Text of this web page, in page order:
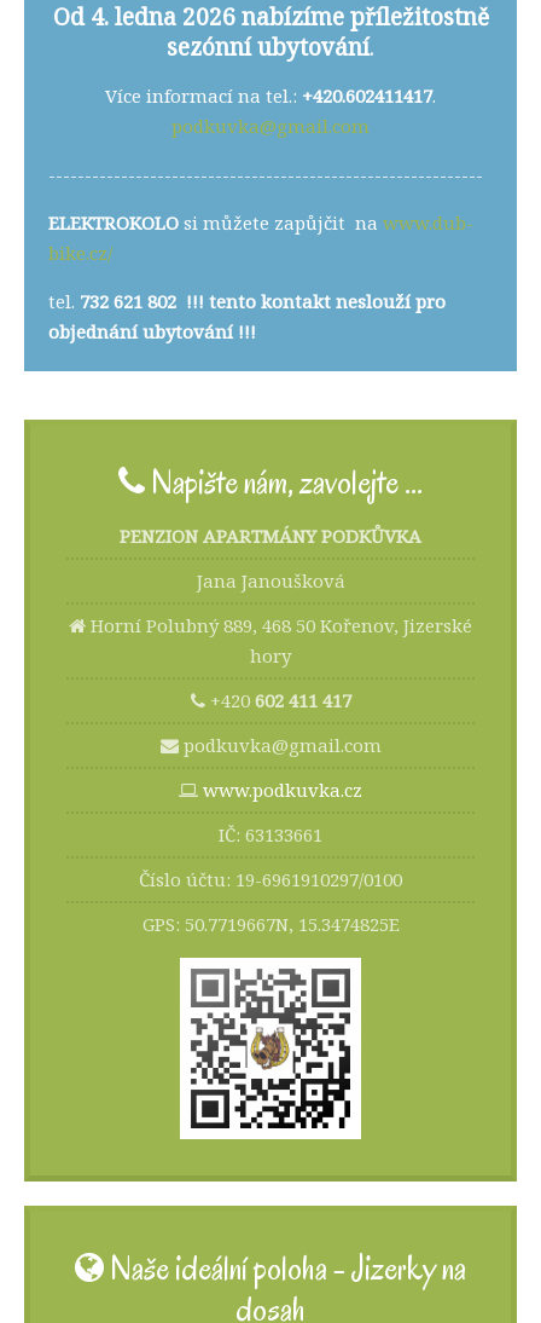
Od 4. ledna 2026 nabízíme příležitostně
sezónní ubytování.
Více informací na tel.: +420.602411417.
podkuvka@gmail.com
------------------------------------------------------------
ELEKTROKOLO si můžete zapůjčit na www.dub-
bike.cz/
tel. 732 621 802 !!! tento kontakt neslouží pro
objednání ubytování !!!
Napište nám, zavolejte ...
PENZION APARTMÁNY PODKŮVKA
Jana Janoušková
Horní Polubný 889, 468 50 Kořenov, Jizerské
hory
+420 602 411 417
podkuvka@gmail.com
www.podkuvka.cz
IČ: 63133661
Číslo účtu: 19-6961910297/0100
GPS: 50.7719667N, 15.3474825E
Naše ideální poloha - Jizerky na
dosah